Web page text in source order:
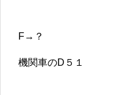
F→？
機関車のD５１